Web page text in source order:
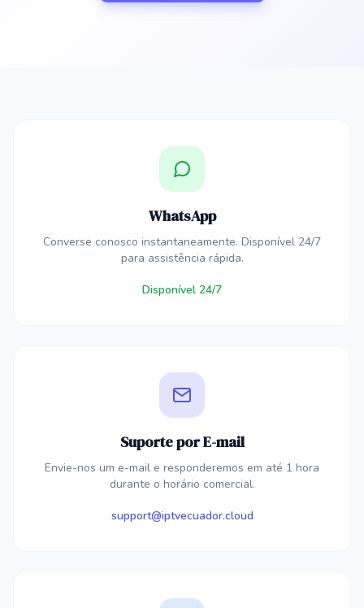
WhatsApp
Converse conosco instantaneamente. Disponível 24/7
para assistência rápida.
Disponível 24/7
Suporte por E-mail
Envie-nos um e-mail e responderemos em até 1 hora
durante o horário comercial.
support@iptvecuador.cloud